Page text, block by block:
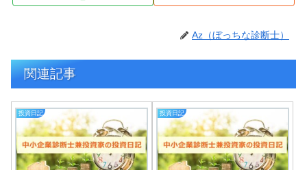
Az（ぼっちな診断士）
関連記事
投資日記 投資日記